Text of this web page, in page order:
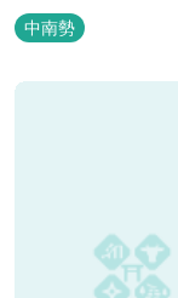
中南勢